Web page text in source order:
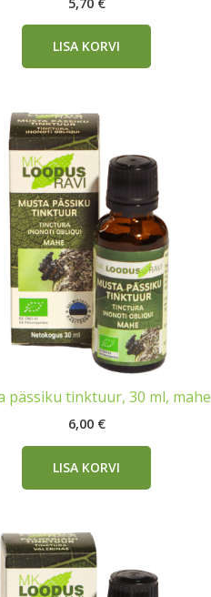
LISA KORVI
pässiku tinktuur, 30 ml, mahe
6,00 €
LISA KORVI